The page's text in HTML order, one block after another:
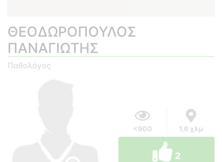
ΘΕΟΔΩΡΟΠΟΥΛΟΣ
ΠΑΝΑΓΙΩΤΗΣ
Παθολόγος
<900 1,6 χλμ
2